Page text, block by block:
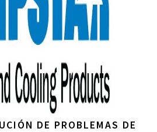
DE PROBLEMAS DE